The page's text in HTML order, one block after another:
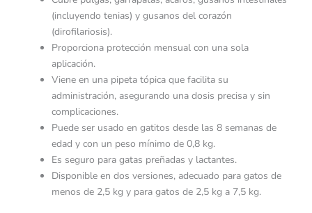
(incluyendo tenias) y gusanos del corazón
(dirofilariosis).
Proporciona protección mensual con una sola
aplicación.
Viene en una pipeta tópica que facilita su
administración, asegurando una dosis precisa y sin
complicaciones.
Puede ser usado en gatitos desde las 8 semanas de
edad y con un peso mínimo de 0,8 kg.
Es seguro para gatas preñadas y lactantes.
Disponible en dos versiones, adecuado para gatos de
menos de 2,5 kg y para gatos de 2,5 kg a 7,5 kg.